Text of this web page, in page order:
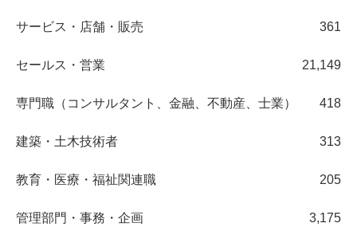
サービス・店舗・販売 361
セールス・営業 21,149
専門職（コンサルタント、金融、不動産、士業） 418
建築・土木技術者 313
教育・医療・福祉関連職 205
管理部門・事務・企画 3,175